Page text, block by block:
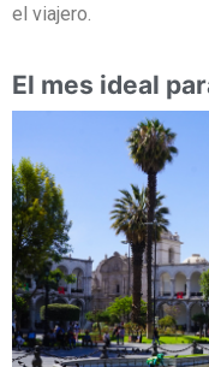
el viajero.
El mes ideal